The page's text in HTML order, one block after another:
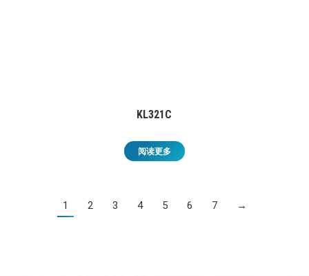
KL321C
阅读更多
1 2 3 4 5 6 7 →